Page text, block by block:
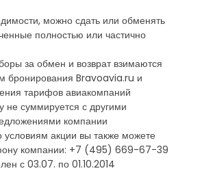
можно сдать или обменять
полностью или частично
за обмен и возврат взимаются
бронирования Bravoavia.ru и
тарифов авиакомпаний
не суммируется с другими
компании
акции вы также можете
компании: +7 (495) 669-67-39
с 03.07. по 01.10.2014